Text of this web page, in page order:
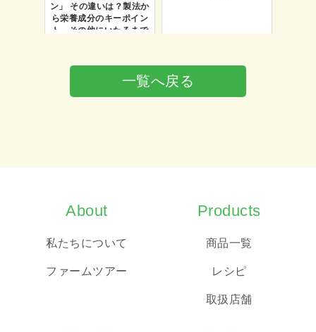
ン」 その違いは？製法か
ら栄養成分のキーポイン
ト、その他にいたるまで
一覧へ戻る
About
私たちについて
ファームツアー
Products
商品一覧
レシピ
取扱店舗